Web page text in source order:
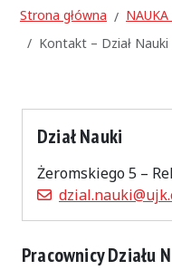
Strona główna
Kontakt – Dział Nauki
Dział Nauki
Żeromskiego 5 –
Pracownicy Działu